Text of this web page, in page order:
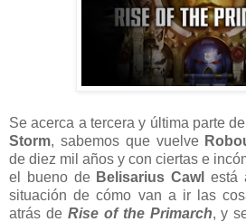
Se acerca a tercera y última parte
Storm, sabemos que vuelve
de diez mil años y con ciertas e
el bueno de Belisarius Cawl está
situación de cómo van a ir las
atrás de Rise of the Primarch, y